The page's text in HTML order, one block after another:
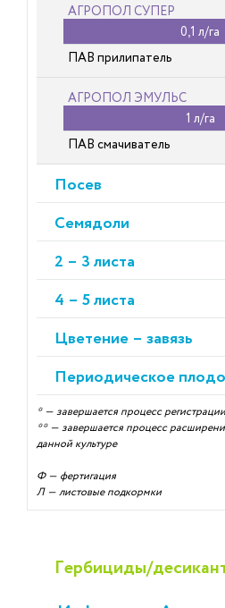
АГРОПОЛ СУПЕР
0,1 л/га
ПАВ прилипатель
АГРОПОЛ ЭМУЛЬС
1 л/га
ПАВ смачиватель
Посев
Семядоли
2 – 3 листа
4 – 5 листа
Цветение – завязь
Периодическое
* — завершается процесс
** — завершается процесс
данной культуре
Ф — фертигация
Л — листовые подкормки
Гербициды/